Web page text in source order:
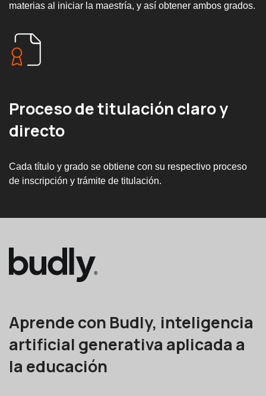
materias al iniciar la maestría, y así obtener ambos grados.
Proceso de titulación claro y
directo
Cada título y grado se obtiene con su respectivo proceso
de inscripción y trámite de titulación.
Aprende con Budly, inteligencia
artificial generativa aplicada a
la educación